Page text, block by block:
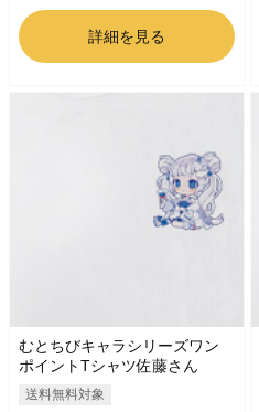
詳細を見る
むとちびキャラシリーズワン
ポイントTシャツ佐藤さん
送料無料対象